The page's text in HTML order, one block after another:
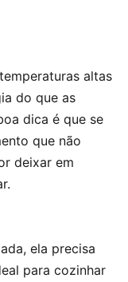
altas
do que as
dica é que se
que não
deixar em
ela precisa
para cozinhar